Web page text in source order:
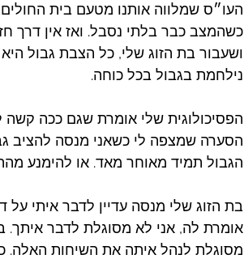
העו״ס שמלווה אותנו מטעם בית
כשהמצב כבר בלתי נסבל. ואז אין דרך
ושעבור בת הזוג שלי, כל הצבת גבול
נילחמת בגבול בכל כוחה.
הפסיכולוגית שלי אומרת שגם ככה קשה
הסערה שמצפה לי כשאני מנסה להציב
הגבול תמיד מאוחר מאד. או להימנע
בת הזוג שלי מנסה עדיין לדבר איתי
אומרת לה, אני לא מסוגלת לדבר איתך.
מסוגלת לנהל איתה את השיחות האלה.